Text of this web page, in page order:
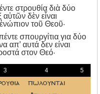
στρουθία διὰ δύο
αὐτῶν δὲν εἶναι
τοῦ Θεοῦ·
σπουργίτια για δύο
απ’ αυτά δεν είναι
στον Θεό·
3 4 5
πωλουνται